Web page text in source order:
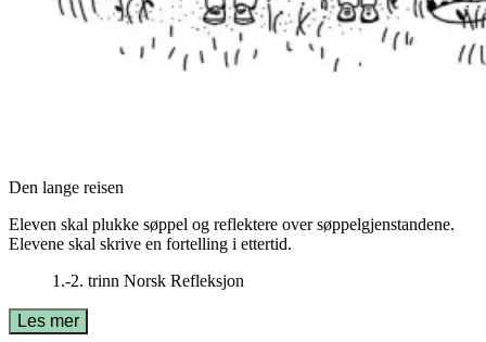
Den lange reisen
Eleven skal plukke søppel og reflektere over søppelgjenstandene.
Elevene skal skrive en fortelling i ettertid.
1.-2. trinn Norsk Refleksjon
Les mer